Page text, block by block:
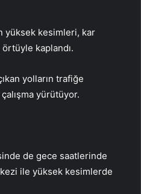
yüksek kesimleri, kar
örtüyle kaplandı.
yolların trafiğe
yürütüyor.
de gece saatlerinde
ile yüksek kesimlerde